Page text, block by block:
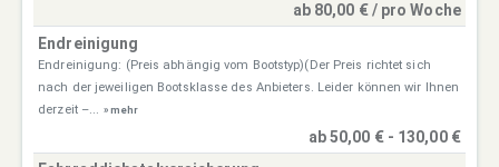
ab 80,00 € / pro Woche
Endreinigung
Endreinigung: (Preis abhängig vom Bootstyp)(Der Preis richtet sich
nach der jeweiligen Bootsklasse des Anbieters. Leider können wir Ihnen
derzeit –...
» mehr
ab 50,00 € - 130,00 €